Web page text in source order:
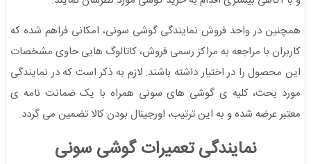
همچنین در واحد فروش نمایندگی گوشی سونی، امکانی فراهم شده که
کاربران با مراجعه به مراکز رسمی فروش، کاتالوگ هایی حاوی مشخصات
این محصول را در اختیار داشته باشند. لازم به ذکر است که در نمایندگی
مورد بحث، کلیه ی گوشی های سونی همراه با یک ضمانت نامه ی
معتبر عرضه شده و به این ترتیب، اورجینال بودن کالا تضمین می گردد.
نمایندگی تعمیرات گوشی سونی